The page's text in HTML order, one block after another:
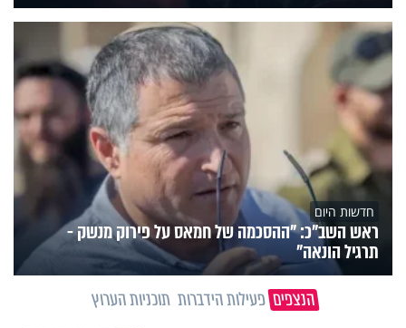
חדשות היום
ראש השב"כ: "ההסכמה של חמאס על פירוק מנשק -
תרגיל הונאה"
הנצפים פעילות הידברות תוכניות הערוץ